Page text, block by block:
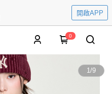
開啟APP
0
1/9